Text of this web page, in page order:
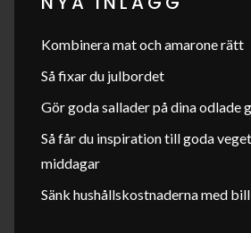
Kombinera mat och amarone rätt
Så fixar du julbordet
Gör goda sallader på dina odlade
Så får du inspiration till goda
middagar
Sänk hushållskostnaderna med